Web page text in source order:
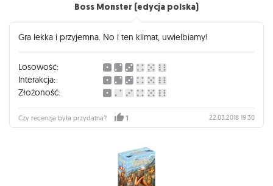
Boss Monster (edycja polska)
Gra lekka i przyjemna. No i ten klimat, uwielbiamy!
Losowość:
Interakcja:
Złożoność:
Czy recenzja była przydatna? 1 22.03.2018 19:30